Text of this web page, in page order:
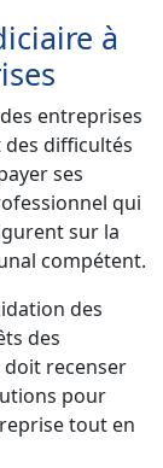
à
entreprises
difficultés
ses
qui
sur la
compétent.
des
des
doit recenser
pour
tout en